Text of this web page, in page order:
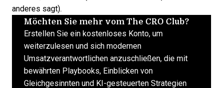
anderes sagt).
Möchten Sie mehr vom The CRO Club?
Erstellen Sie ein kostenloses Konto, um
weiterzulesen und sich modernen
Umsatzverantwortlichen anzuschließen, die mit
bewährten Playbooks, Einblicken von
Gleichgesinnten und KI-gesteuerten Strategien